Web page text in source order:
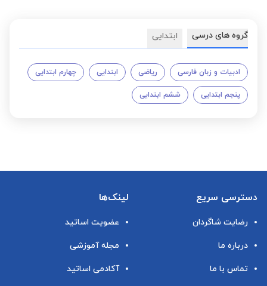
گروه های درسی ابتدایی
ادبیات و زبان فارسی ریاضی ابتدایی چهارم ابتدایی
پنجم ابتدایی ششم ابتدایی
دسترسی سریع
رضایت شاگردان
درباره ما
تماس با ما
لینک‌ها
عضویت اساتید
مجله آموزشی
آکادمی اساتید